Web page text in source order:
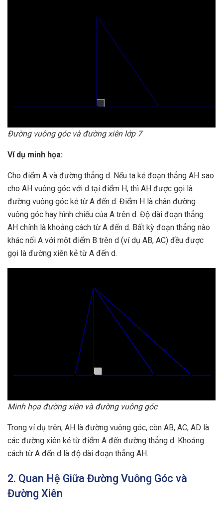
Đường vuông góc và đường xiên lớp 7
Ví dụ minh họa:
Cho điểm A và đường thẳng d. Nếu ta kẻ đoạn thẳng AH sao
cho AH vuông góc với d tại điểm H, thì AH được gọi là
đường vuông góc kẻ từ A đến d. Điểm H là chân đường
vuông góc hay hình chiếu của A trên d. Độ dài đoạn thẳng
AH chính là khoảng cách từ A đến d. Bất kỳ đoạn thẳng nào
khác nối A với một điểm B trên d (ví dụ AB, AC) đều được
gọi là đường xiên kẻ từ A đến d.
Minh họa đường xiên và đường vuông góc
Trong ví dụ trên, AH là đường vuông góc, còn AB, AC, AD là
các đường xiên kẻ từ điểm A đến đường thẳng d. Khoảng
cách từ A đến d là độ dài đoạn thẳng AH.
2. Quan Hệ Giữa Đường Vuông Góc và
Đường Xiên